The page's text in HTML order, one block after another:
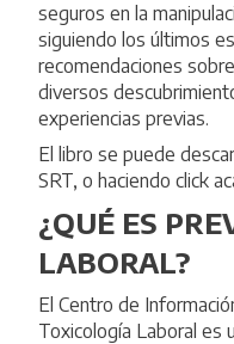
seguros en la
siguiendo los últimos
recomendaciones
diversos
experiencias previas.
El libro se puede
SRT, o haciendo click
¿QUÉ ES
LABORAL?
El Centro de
Toxicología Laboral es